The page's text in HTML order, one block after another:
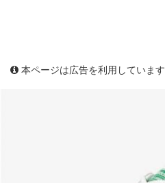
本ページは広告を利用しています